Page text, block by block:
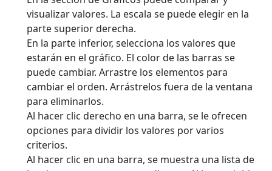
visualizar valores. La escala se puede elegir en la
parte superior derecha.
En la parte inferior, selecciona los valores que
estarán en el gráfico. El color de las barras se
puede cambiar. Arrastre los elementos para
cambiar el orden. Arrástrelos fuera de la ventana
para eliminarlos.
Al hacer clic derecho en una barra, se le ofrecen
opciones para dividir los valores por varios
criterios.
Al hacer clic en una barra, se muestra una lista de